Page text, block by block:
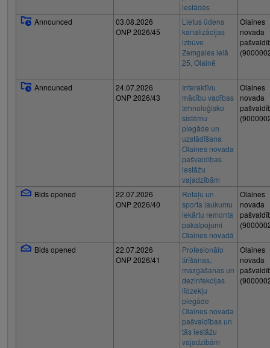
iestādēs
Announced
03.08.2026
ONP 2026/45
Lietus ūdens
kanalizācijas
izbūve
Zemgales ielā
25, Olainē
Olaines
novada
Announced
24.07.2026
ONP 2026/43
Interaktīvu
mācību vadības
tehnoloģisko
sistēmu
piegāde un
uzstādīšana
Olaines novada
pašvaldības
iestāžu
vajadzībām
Olaines
novada
Bids opened
22.07.2026
ONP 2026/40
Rotaļu un
sporta laukumu
iekārtu remonta
pakalpojumi
Olaines novadā
Olaines
novada
Bids opened
22.07.2026
ONP 2026/41
Profesionālo
tīrīšanas,
mazgāšanas un
dezinfekcijas
līdzekļu
piegāde
Olaines novada
pašvaldības un
tās iestāžu
vajadzībām
Olaines
novada